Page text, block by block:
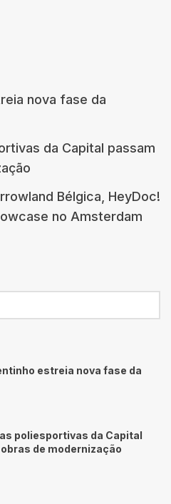
nova fase da
da Capital passam
Bélgica, HeyDoc!
no Amsterdam
estreia nova fase da
poliesportivas da Capital
de modernização